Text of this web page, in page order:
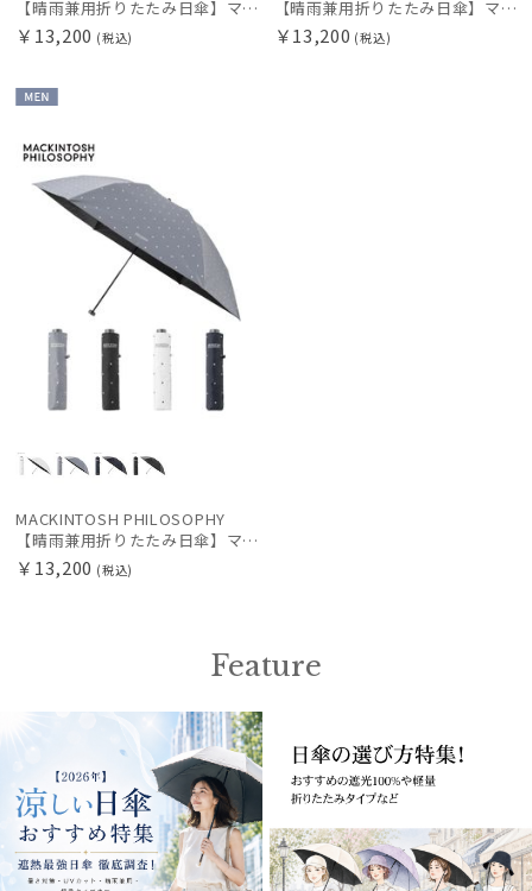
【晴雨兼用折りたたみ日傘】マッキントッシュ フィロソフィー (MACKINTOSH PHILOSOPHY) ボーダー 雨の日OK 軽量 一級遮光99.99% 遮熱 UV 晴雨兼用
￥13,200 (税込)
【晴雨兼用折りたたみ日傘】マッキントッシュ フィロソフィー (MACKINTOSH PHILOSOPHY) 無地グログランテープ 雨の日OK 軽量 一級遮光99.99% 遮熱 UV 晴雨兼用
￥13,200 (税込)
MACKINTOSH PHILOSOPHY
【晴雨兼用折りたたみ日傘】マッキントッシュ フィロソフィー (MACKINTOSH PHILOSOPHY)ゴースト（GHOST） 雨の日OK 軽量 一級遮光 遮熱 UV
￥13,200 (税込)
Feature